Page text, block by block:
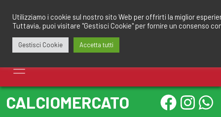
contenuto
CALCIOMERCATO
Utilizziamo i cookie sul nostro sito Web per offrirti la miglior
Tuttavia, puoi visitare "Gestisci Cookie" per fornire un consenso
Gestisci Cookie Accetta tutti